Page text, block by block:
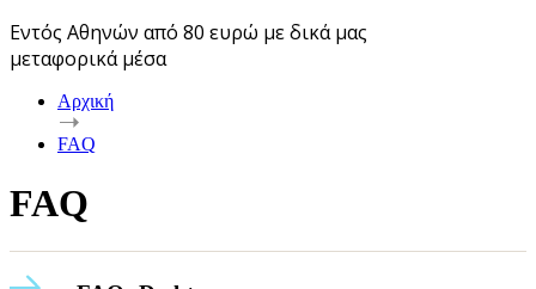
Εντός Αθηνών από 80 ευρώ με δικά μας
μεταφορικά μέσα
Αρχική
FAQ
FAQ